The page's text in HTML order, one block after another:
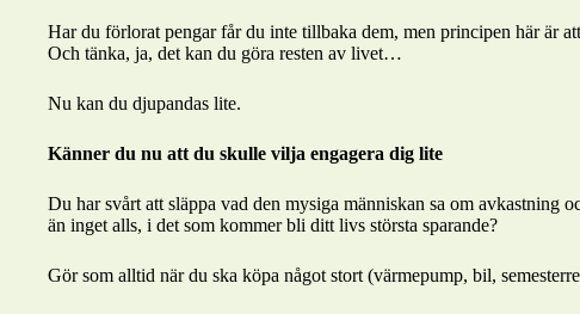
Har du förlorat pengar får du inte tillbaka dem, men principen här är
Och tänka, ja, det kan du göra resten av livet…
Nu kan du djupandas lite.
Känner du nu att du skulle vilja engagera dig lite
Du har svårt att släppa vad den mysiga människan sa om avkastning
än inget alls, i det som kommer bli ditt livs största sparande?
Gör som alltid när du ska köpa något stort (värmepump, bil,